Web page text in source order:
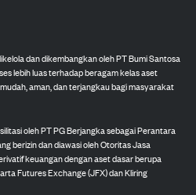
dan dikembangkan oleh PT Bumi Santosa
lebih luas terhadap beragam kelas aset
aman, dan terjangkau bagi masyarakat
oleh PT PG Berjangka sebagai Perantara
berizin dan diawasi oleh Otoritas Jasa
keuangan dengan aset dasar berupa
Futures Exchange (JFX) dan Kliring